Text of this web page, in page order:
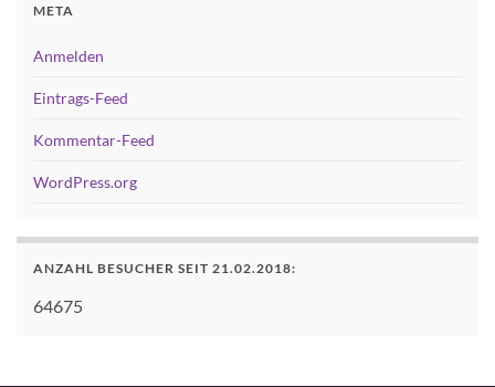
META
Anmelden
Eintrags-Feed
Kommentar-Feed
WordPress.org
ANZAHL BESUCHER SEIT 21.02.2018:
64675